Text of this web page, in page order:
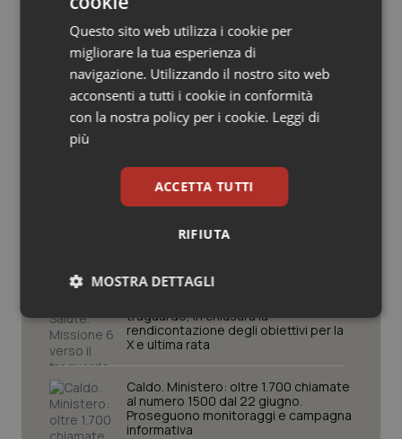
Salute orale & impianti
Sangue & coagulazione
Tiroide
Tumore ovarico
Ulcera & Reflusso
Vaccini
Potrebbe interessarti in
Governo e Parlamento
Decreto PA. Un commissario per
smaltire le scorte Covid, le liste
d’attesa tornano al Siveas e il
delle tariffe ospedaliere e la proroga dei gettonisti
27.000 posti per Medicina, 3.000 in
più rispetto a scorso anno
traguardo, in chiusura la
rendicontazione degli obiettivi per la
X e ultima rata
Caldo. Ministero: oltre 1.700 chiamate
al numero 1500 dal 22 giugno.
Proseguono monitoraggi e campagna
informativa
Questo sito web utilizza i cookie per
migliorare la tua esperienza di
navigazione. Utilizzando il nostro sito web
acconsenti a tutti i cookie in conformità
con la nostra policy per i cookie. Leggi di
più
ACCETTA TUTTI
RIFIUTA
MOSTRA DETTAGLI
Necessari Statistici Marketing